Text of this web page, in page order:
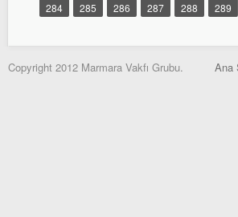
284
285 286 287 288 289
Copyright 2012 Marmara Vakfı Grubu. Ana